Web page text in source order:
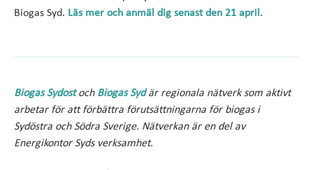
Biogas Syd. Läs mer och anmäl dig senast den 21 april .
Biogas Sydostoch Biogas Sydär regionala nätverk som aktivt
arbetar för att förbättra förutsättningarna för biogas i
Sydöstra och Södra Sverige. Nätverkan är en del av
Energikontor Syds verksamhet.